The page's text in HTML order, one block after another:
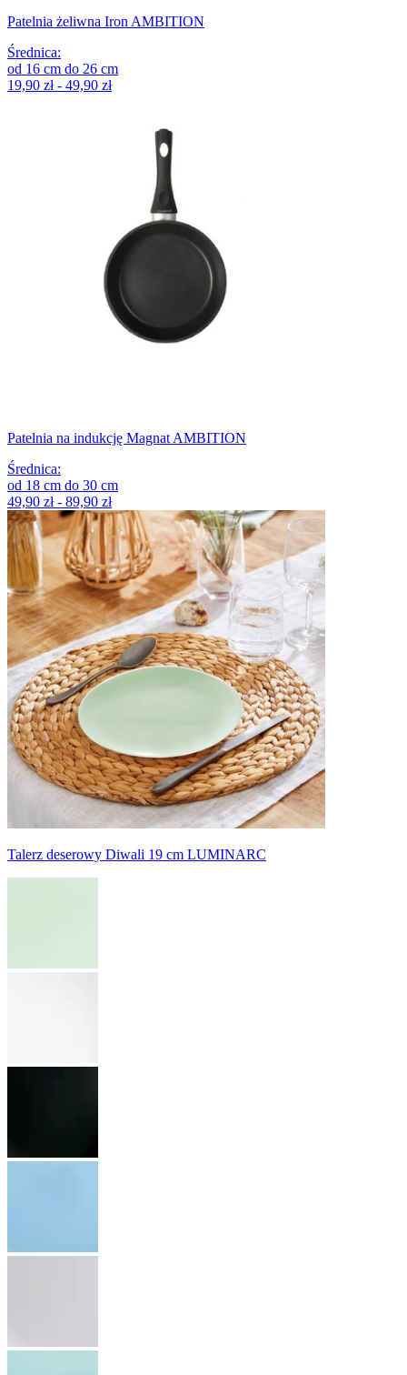
Patelnia żeliwna Iron AMBITION
Średnica:
od 16 cm do 26 cm
19,90 zł - 49,90 zł
Patelnia na indukcję Magnat AMBITION
Średnica:
od 18 cm do 30 cm
49,90 zł - 89,90 zł
Talerz deserowy Diwali 19 cm LUMINARC